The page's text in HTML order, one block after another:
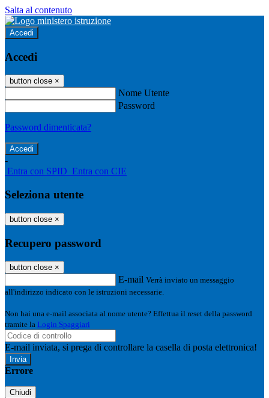
Salta al contenuto
Accedi
Accedi
button close ×
Nome Utente
Password
Password dimenticata?
-
Entra con SPID Entra con CIE
Seleziona utente
button close ×
Recupero password
button close ×
E-mail Verrà inviato un messaggio
all'indirizzo indicato con le istruzioni necessarie.
Non hai una e-mail associata al nome utente? Effettua il reset della password
tramite la Login Spaggiari
E-mail inviata, si prega di controllare la casella di posta elettronica!
Errore
Chiudi